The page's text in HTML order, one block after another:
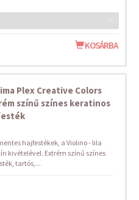
KOSÁRBA
Plex Creative Colors
színű színes keratinos
hajfestékek, a Violino - lila
kivételével. Extrém színű színes
tartós,...